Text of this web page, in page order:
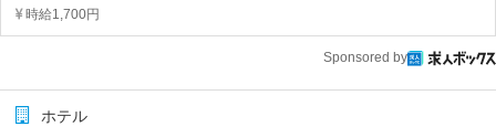
時給1,700円
Sponsored by
ホテル